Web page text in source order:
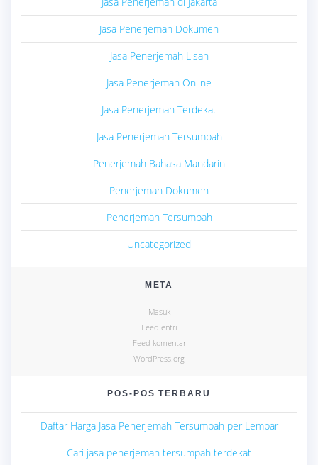
Jasa Penerjemah Dokumen
Jasa Penerjemah Lisan
Jasa Penerjemah Online
Jasa Penerjemah Terdekat
Jasa Penerjemah Tersumpah
Penerjemah Bahasa Mandarin
Penerjemah Dokumen
Penerjemah Tersumpah
Uncategorized
META
Masuk
Feed entri
Feed komentar
WordPress.org
POS-POS TERBARU
Daftar Harga Jasa Penerjemah Tersumpah per Lembar
Cari jasa penerjemah tersumpah terdekat